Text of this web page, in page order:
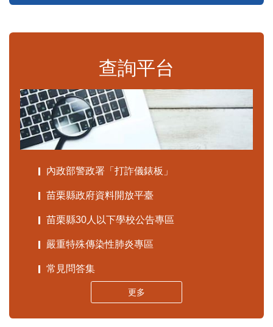
查詢平台
內政部警政署「打詐儀錶板」
苗栗縣政府資料開放平臺
苗栗縣30人以下學校公告專區
嚴重特殊傳染性肺炎專區
常見問答集
更多